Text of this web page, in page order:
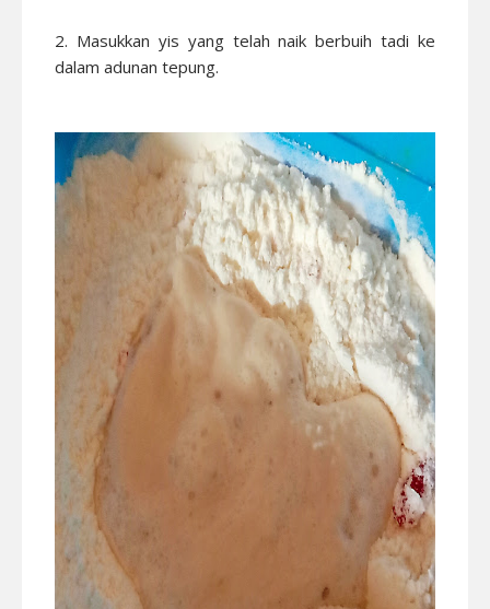
2. Masukkan yis yang telah naik berbuih tadi ke
dalam adunan tepung.